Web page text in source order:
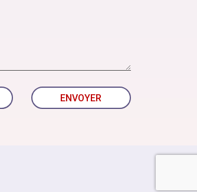
ENVOYER